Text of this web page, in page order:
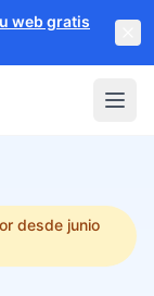
web gratis
desde junio